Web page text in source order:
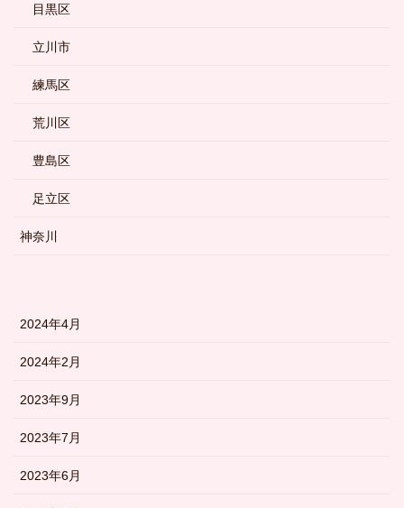
目黒区
立川市
練馬区
荒川区
豊島区
足立区
神奈川
2024年4月
2024年2月
2023年9月
2023年7月
2023年6月